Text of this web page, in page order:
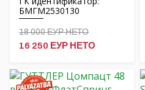
БМГМ2530130
18 000 ЕУР НЕТО
16 250 ЕУР НЕТО